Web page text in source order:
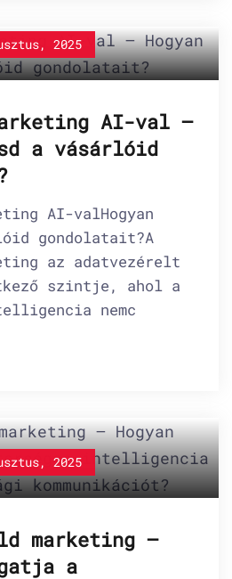
2025
AI-val –
a vásárlóid
AI-valHogyan
gondolatait?A
az adatvezérelt
szintje, ahol a
nemc
2025
marketing –
a